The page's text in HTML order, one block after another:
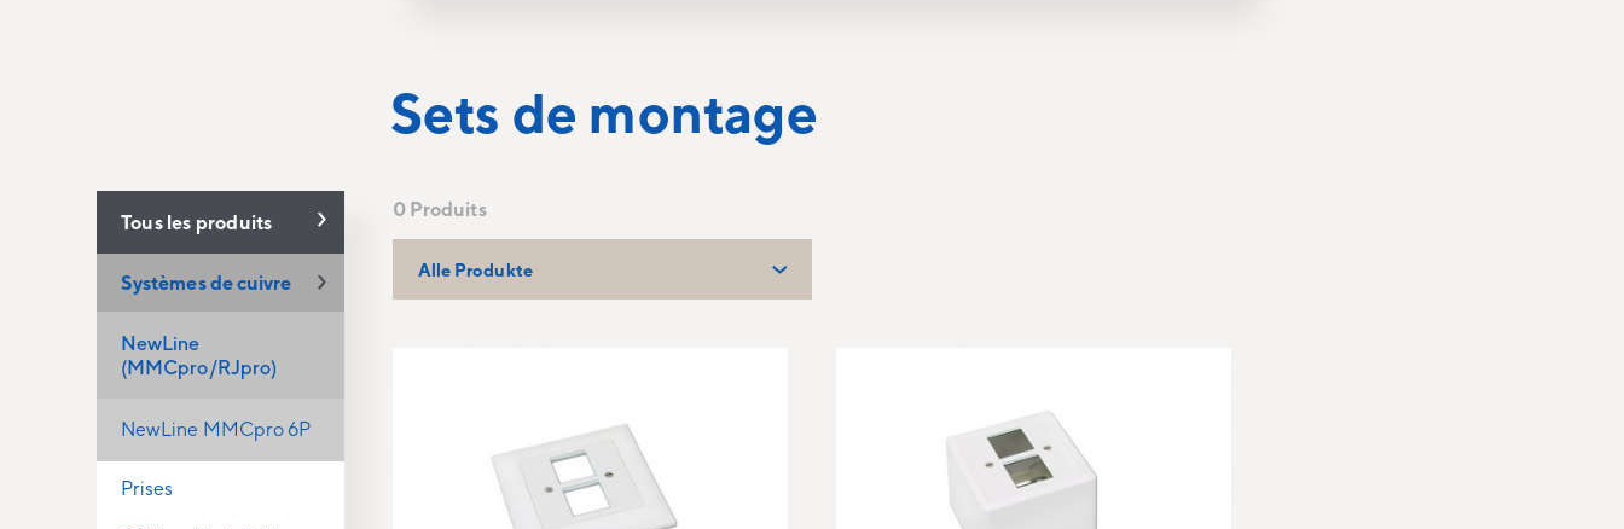
Sets de montage
Tous les produits
Systèmes de cuivre
NewLine
(MMCpro/RJpro)
NewLine MMCpro 6P
Prises
0 Produits
Alle Produkte